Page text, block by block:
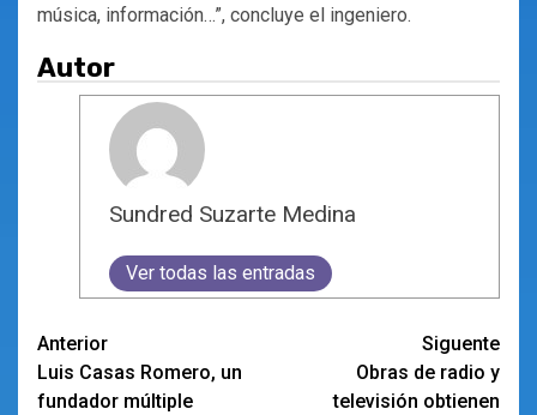
música, información…”, concluye el ingeniero.
Autor
Sundred Suzarte Medina
Ver todas las entradas
Navegación
de
Anterior
Luis Casas Romero, un
fundador múltiple
Siguente
Obras de radio y
televisión obtienen